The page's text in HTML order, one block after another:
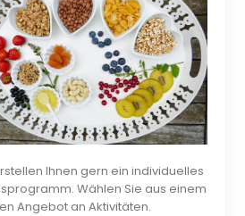
Ihnen gern ein individuelles
Wählen Sie aus einem
Angebot an Aktivitäten.